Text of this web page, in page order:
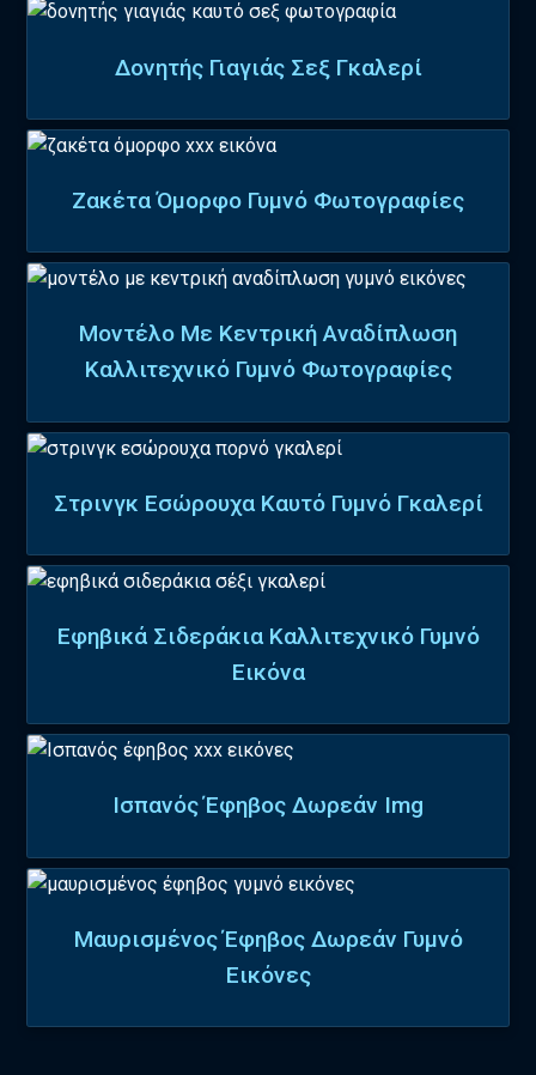
Δονητής Γιαγιάς Σεξ Γκαλερί
Ζακέτα Όμορφο Γυμνό Φωτογραφίες
Μοντέλο Με Κεντρική Αναδίπλωση
Καλλιτεχνικό Γυμνό Φωτογραφίες
Στρινγκ Εσώρουχα Καυτό Γυμνό Γκαλερί
Εφηβικά Σιδεράκια Καλλιτεχνικό Γυμνό
Εικόνα
Ισπανός Έφηβος Δωρεάν Img
Μαυρισμένος Έφηβος Δωρεάν Γυμνό
Εικόνες